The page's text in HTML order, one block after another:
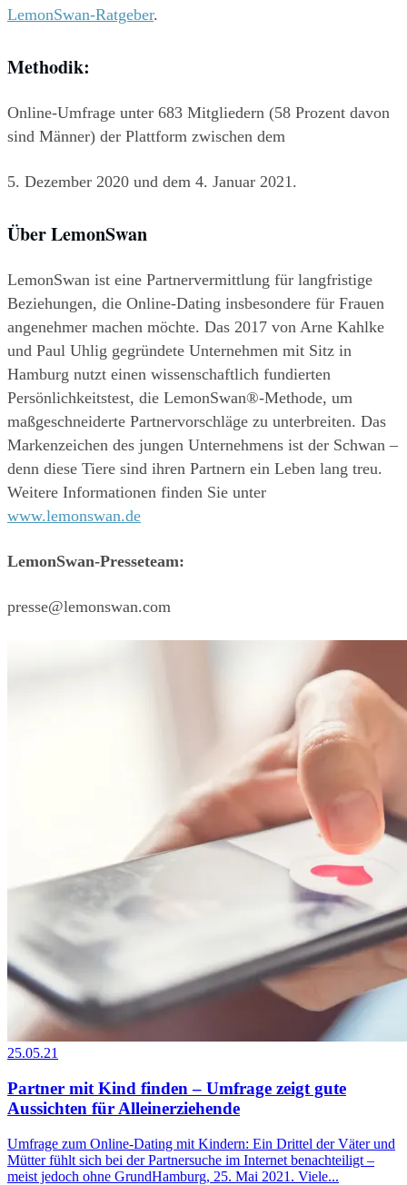
LemonSwan-Ratgeber.
Methodik:
Online-Umfrage unter 683 Mitgliedern (58 Prozent davon
sind Männer) der Plattform zwischen dem
5. Dezember 2020 und dem 4. Januar 2021.
Über LemonSwan
LemonSwan ist eine Partnervermittlung für langfristige
Beziehungen, die Online-Dating insbesondere für Frauen
angenehmer machen möchte. Das 2017 von Arne Kahlke
und Paul Uhlig gegründete Unternehmen mit Sitz in
Hamburg nutzt einen wissenschaftlich fundierten
Persönlichkeitstest, die LemonSwan®-Methode, um
maßgeschneiderte Partnervorschläge zu unterbreiten. Das
Markenzeichen des jungen Unternehmens ist der Schwan –
denn diese Tiere sind ihren Partnern ein Leben lang treu.
www.lemonswan.de
LemonSwan-Presseteam:
presse@lemonswan.com
25.05.21
Partner mit Kind finden – Umfrage zeigt gute
Aussichten für Alleinerziehende
Umfrage zum Online-Dating mit Kindern: Ein Drittel der Väter und
Mütter fühlt sich bei der Partnersuche im Internet benachteiligt –
meist jedoch ohne GrundHamburg, 25. Mai 2021. Viele...